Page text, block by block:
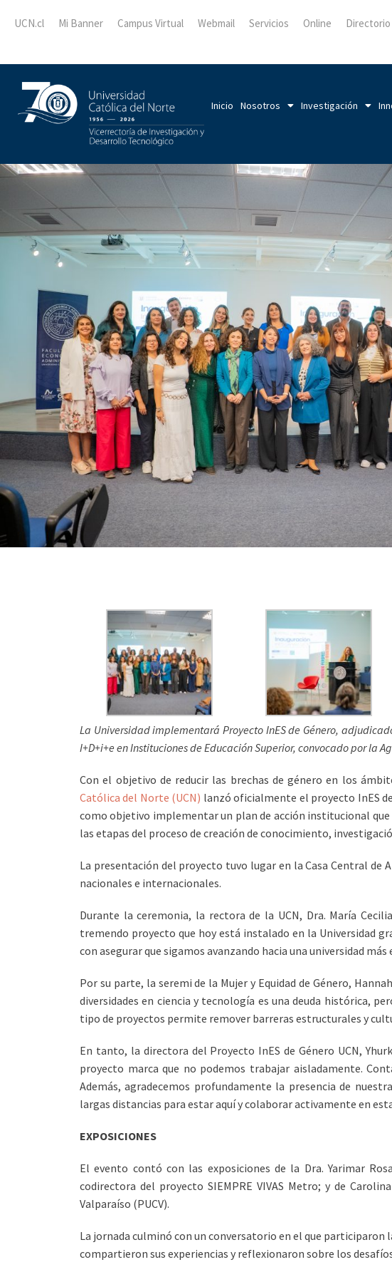
UCN.cl Mi Banner Campus Virtual Webmail Servicios Online
Inicio Nosotros Investigación
La Universidad implementará Proyecto InES de Género,
I+D+i+e en Instituciones de Educación Superior, convocado por la
Con el objetivo de reducir las brechas de género en los
Católica del Norte (UCN) lanzó oficialmente el proyecto InES
como objetivo implementar un plan de acción institucional
las etapas del proceso de creación de conocimiento,
La presentación del proyecto tuvo lugar en la Casa Central de
nacionales e internacionales.
Durante la ceremonia, la rectora de la UCN, Dra. María
tremendo proyecto que hoy está instalado en la Universidad
con asegurar que sigamos avanzando hacia una universidad
Por su parte, la seremi de la Mujer y Equidad de Género,
diversidades en ciencia y tecnología es una deuda histórica,
tipo de proyectos permite remover barreras estructurales y
En tanto, la directora del Proyecto InES de Género UCN,
proyecto marca que no podemos trabajar aisladamente.
Además, agradecemos profundamente la presencia de
largas distancias para estar aquí y colaborar activamente en
EXPOSICIONES
El evento contó con las exposiciones de la Dra. Yarimar
codirectora del proyecto SIEMPRE VIVAS Metro; y de
Valparaíso (PUCV).
La jornada culminó con un conversatorio en el que
compartieron sus experiencias y reflexionaron sobre los